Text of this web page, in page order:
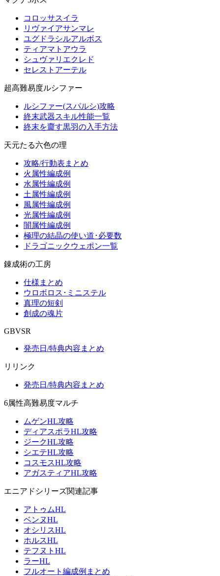
コロッサスイラ
リヴァイアサンマレ
ユグドラシルアルボス
ティアマトアウラ
シュヴァリエクレド
セレストアーテル
超高難易度ルシファー
ルシファー(スパルシ)攻略
終末武器スキル性能一覧
終末を齎す黒羽の入手方法
天元たる六色の理
攻略/行動表まとめ
火属性編成例
水属性編成例
土属性編成例
風属性編成例
光属性編成例
闇属性編成例
極理の結晶の使い道･必要数
ドラゴニックウェポン一覧
錬成術の工房
仕様まとめ
ウロボロス･ミニステル
真理の短剣
創成の魂片
GBVSR
発売日/特典内容まとめ
リリンク
発売日/特典内容まとめ
6属性高難易度マルチ
ムゲンHL攻略
ディアスポラHL攻略
ジークHL攻略
シエテHL攻略
コスモスHL攻略
アガスティアHL攻略
エニアドシリーズ関連記事
アトゥムHL
ベンヌHL
オシリスHL
ホルスHL
テフヌトHL
ラーHL
フルオート編成例まとめ